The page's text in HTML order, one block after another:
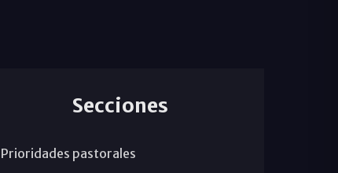
Secciones
Prioridades pastorales